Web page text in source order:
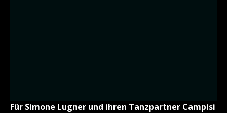
Für Simone Lugner und ihren Tanzpartner Campisi